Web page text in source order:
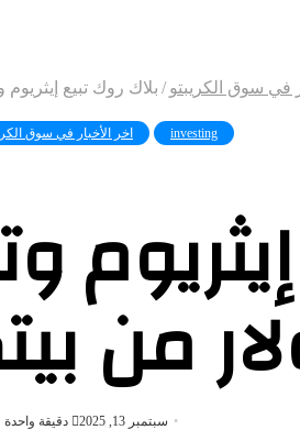
في سوق الكريبتو / بلاك روك تبيع إيثريوم وتشتري 366 مليون
investing اخر الأخبار في سوق
من
سبتمبر 13, 2025 دقيقة واحدة